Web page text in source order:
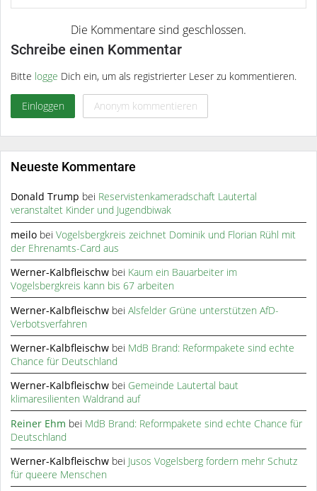
Schreibe einen Kommentar
Bitte logge Dich ein, um als registrierter Leser zu kommentieren.
Einloggen Anonym kommentieren
Neueste Kommentare
Donald Trump bei Reservistenkameradschaft Lautertal
veranstaltet Kinder und Jugendbiwak
meilo beiVogelsbergkreis zeichnet Dominik und Florian Rühl mit
der Ehrenamts-Card aus
Werner-Kalbfleischw bei Kaum ein Bauarbeiter im
Vogelsbergkreis kann bis 67 arbeiten
Werner-Kalbfleischw beiAlsfelder Grüne unterstützen AfD-
Verbotsverfahren
Werner-Kalbfleischw bei MdB Brand: Reformpakete sind echte
Chance für Deutschland
Werner-Kalbfleischw bei Gemeinde Lautertal baut
klimaresilienten Waldrand auf
Reiner Ehm bei MdB Brand: Reformpakete sind echte Chance für
Deutschland
Werner-Kalbfleischw bei Jusos Vogelsberg fordern mehr Schutz
für queere Menschen